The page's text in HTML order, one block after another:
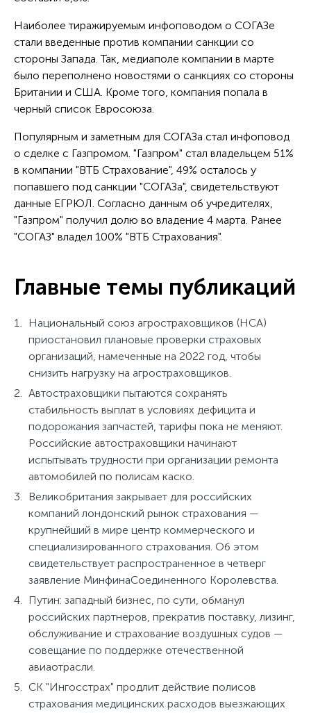
Наиболее тиражируемым инфоповодом о СОГАЗе
стали введенные против компании санкции со
стороны Запада. Так, медиаполе компании в марте
было переполнено новостями о санкциях со стороны
Британии и США. Кроме того, компания попала в
черный список Евросоюза.
Популярным и заметным для СОГАЗа стал инфоповод
о сделке с Газпромом. "Газпром" стал владельцем 51%
в компании "ВТБ Страхование", 49% осталось у
попавшего под санкции "СОГАЗа", свидетельствуют
данные ЕГРЮЛ. Согласно данным об учредителях,
"Газпром" получил долю во владение 4 марта. Ранее
"СОГАЗ" владел 100% "ВТБ Страхования".
Главные темы публикаций
Национальный союз агростраховщиков (НСА)
приостановил плановые проверки страховых
организаций, намеченные на 2022 год, чтобы
снизить нагрузку на агростраховщиков.
Автостраховщики пытаются сохранять
стабильность выплат в условиях дефицита и
подорожания запчастей, тарифы пока не меняют.
Российские автостраховщики начинают
испытывать трудности при организации ремонта
автомобилей по полисам каско.
Великобритания закрывает для российских
компаний лондонский рынок страхования —
крупнейший в мире центр коммерческого и
специализированного страхования. Об этом
свидетельствует распространенное в четверг
заявление МинфинаСоединенного Королевства.
Путин: западный бизнес, по сути, обманул
российских партнеров, прекратив поставку, лизинг,
обслуживание и страхование воздушных судов —
совещание по поддержке отечественной
авиаотрасли.
СК "Ингосстрах" продлит действие полисов
страхования медицинских расходов выезжающих